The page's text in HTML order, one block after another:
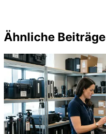
Ähnliche Beiträge